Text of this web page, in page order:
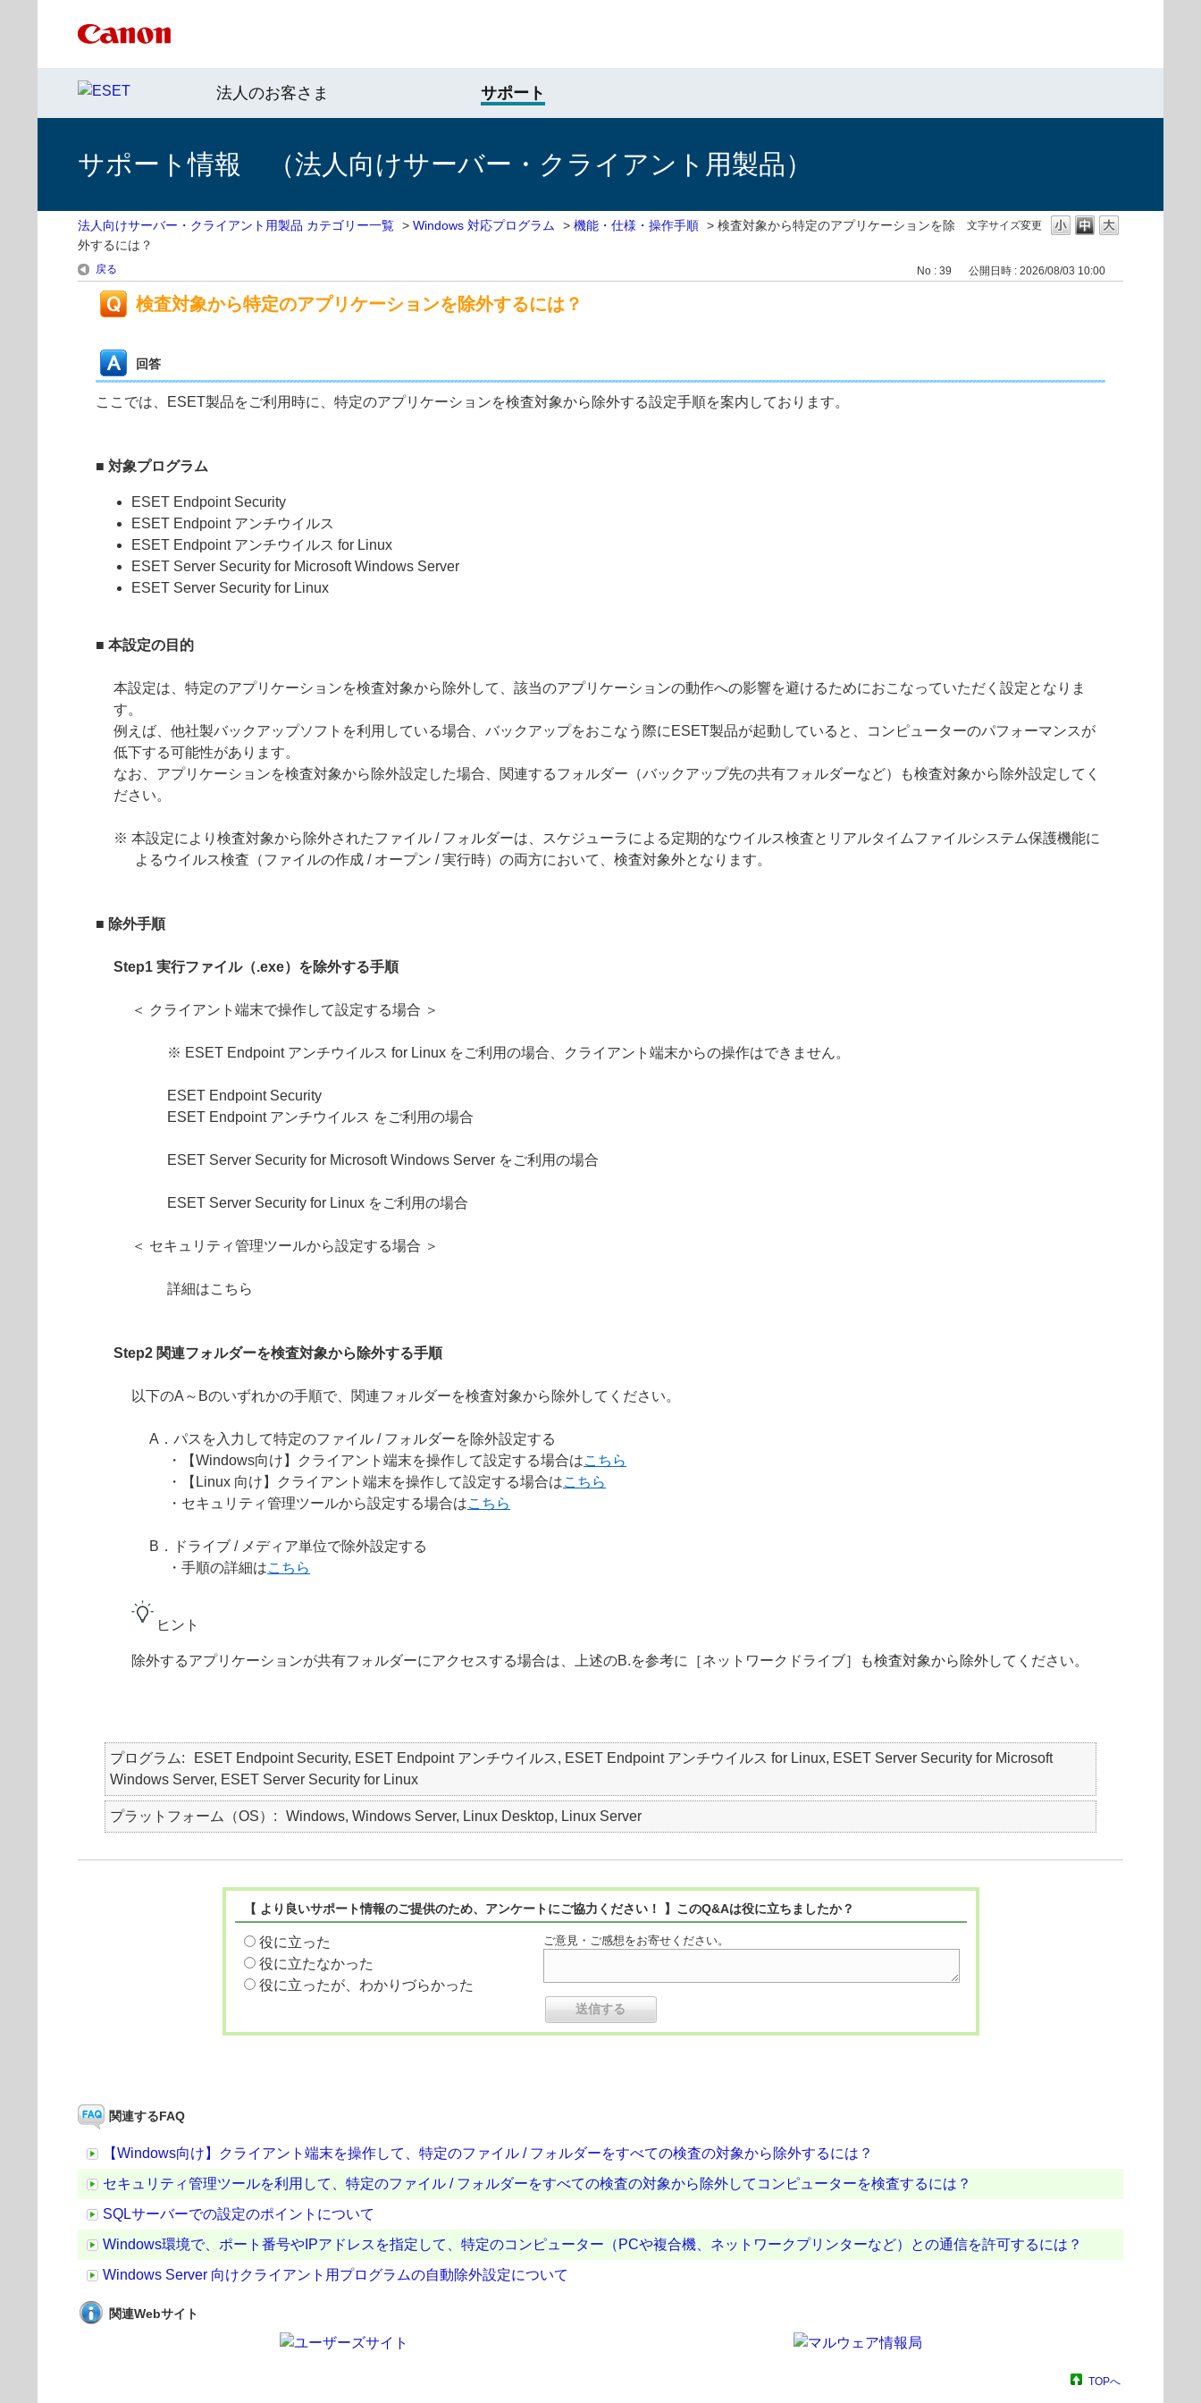
法人のお客さま サポート
サポート情報 （法人向けサーバー・クライアント用製品）
文字サイズ変更
法人向けサーバー・クライアント用製品 カテゴリー一覧 > Windows 対応プログラム > 機能・仕様・操作手順 > 検査対象から特定のアプリケーションを除
外するには？
戻る No : 39 公開日時 : 2026/08/03 10:00
検査対象から特定のアプリケーションを除外するには？
回答
ここでは、ESET製品をご利用時に、特定のアプリケーションを検査対象から除外する設定手順を案内しております。
■ 対象プログラム
ESET Endpoint Security
ESET Endpoint アンチウイルス
ESET Endpoint アンチウイルス for Linux
ESET Server Security for Microsoft Windows Server
ESET Server Security for Linux
■ 本設定の目的
本設定は、特定のアプリケーションを検査対象から除外して、該当のアプリケーションの動作への影響を避けるためにおこなっていただく設定となりま
す。
例えば、他社製バックアップソフトを利用している場合、バックアップをおこなう際にESET製品が起動していると、コンピューターのパフォーマンスが
低下する可能性があります。
なお、アプリケーションを検査対象から除外設定した場合、関連するフォルダー（バックアップ先の共有フォルダーなど）も検査対象から除外設定してく
ださい。
※ 本設定により検査対象から除外されたファイル / フォルダーは、スケジューラによる定期的なウイルス検査とリアルタイムファイルシステム保護機能に
よるウイルス検査（ファイルの作成 / オープン / 実行時）の両方において、検査対象外となります。
■ 除外手順
Step1 実行ファイル（.exe）を除外する手順
＜ クライアント端末で操作して設定する場合 ＞
※ ESET Endpoint アンチウイルス for Linux をご利用の場合、クライアント端末からの操作はできません。
ESET Endpoint Security
ESET Endpoint アンチウイルス をご利用の場合
ESET Server Security for Microsoft Windows Server をご利用の場合
ESET Server Security for Linux をご利用の場合
＜ セキュリティ管理ツールから設定する場合 ＞
詳細はこちら
Step2 関連フォルダーを検査対象から除外する手順
以下のA～Bのいずれかの手順で、関連フォルダーを検査対象から除外してください。
A．パスを入力して特定のファイル / フォルダーを除外設定する
・【Windows向け】クライアント端末を操作して設定する場合はこちら
・【Linux 向け】クライアント端末を操作して設定する場合はこちら
・セキュリティ管理ツールから設定する場合はこちら
B．ドライブ / メディア単位で除外設定する
・手順の詳細はこちら
ヒント
除外するアプリケーションが共有フォルダーにアクセスする場合は、上述のB.を参考に［ネットワークドライブ］も検査対象から除外してください。
プログラム
ESET Endpoint Security, ESET Endpoint アンチウイルス, ESET Endpoint アンチウイルス for Linux, ESET Server Security for Microsoft
Windows Server, ESET Server Security for Linux
プラットフォーム（OS） Windows, Windows Server, Linux Desktop, Linux Server
【 より良いサポート情報のご提供のため、アンケートにご協力ください！ 】このQ&Aは役に立ちましたか？
役に立った
役に立たなかった
役に立ったが、わかりづらかった
ご意見・ご感想をお寄せください。
関連するFAQ
【Windows向け】クライアント端末を操作して、特定のファイル / フォルダーをすべての検査の対象から除外するには？
セキュリティ管理ツールを利用して、特定のファイル / フォルダーをすべての検査の対象から除外してコンピューターを検査するには？
SQLサーバーでの設定のポイントについて
Windows環境で、ポート番号やIPアドレスを指定して、特定のコンピューター（PCや複合機、ネットワークプリンターなど）との通信を許可するには？
Windows Server 向けクライアント用プログラムの自動除外設定について
関連Webサイト
TOPへ